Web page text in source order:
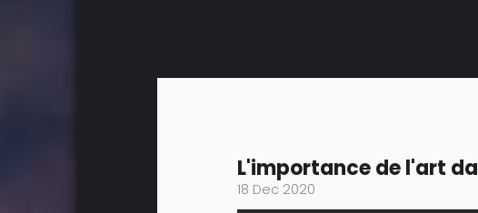
L'importance de l'art
18 Dec 2020